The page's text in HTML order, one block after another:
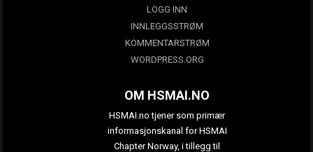
LOGG INN
INNLEGGSSTRØM
KOMMENTARSTRØM
WORDPRESS.ORG
OM HSMAI.NO
HSMAI.no tjener som primær
informasjonskanal for HSMAI
Chapter Norway, i tillegg til